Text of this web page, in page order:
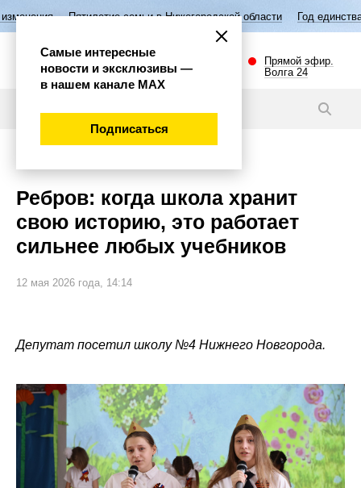
семьи в Нижегородской области Год единства народов
Прямой эфир.
Волга 24
Ребров: когда школа хранит
свою историю, это работает
сильнее любых учебников
12 мая 2026 года, 14:14
Депутат посетил школу №4 Нижнего Новгорода.
Самые интересные
новости и эксклюзивы —
в нашем канале МАХ
Подписаться